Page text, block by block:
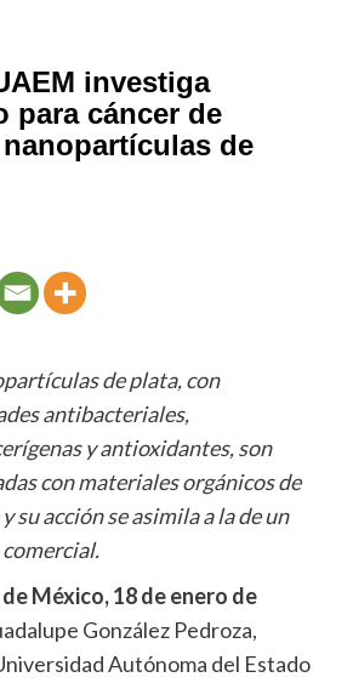
investiga
para cáncer de
de
de plata, con
antibacteriales,
y antioxidantes, son
con materiales orgánicos de
su acción se asimila a la de un
México, 18 de enero de
González Pedroza,
Autónoma del Estado